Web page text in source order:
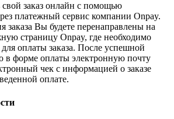
заказ онлайн с помощью
платежный сервис компании Onpay.
заказа Вы будете перенаправлены на
страницу Onpay, где необходимо
оплаты заказа. После успешной
в форме оплаты электронную почту
чек с информацией о заказе
оплате.